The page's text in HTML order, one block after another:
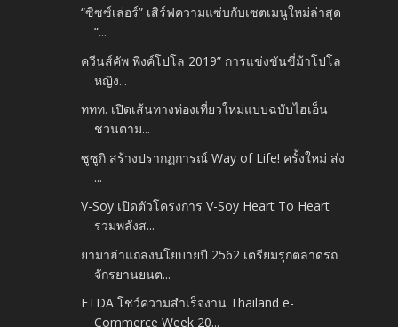
“ซิซซ์เล่อร์” เสิร์ฟความแซ่บกับเซตเมนูใหม่ล่าสุด
“...
ควีนส์คัพ พิงค์โปโล 2019” การแข่งขันขี่ม้าโปโล
หญิง...
ททท. เปิดเส้นทางท่องเที่ยวใหม่แบบฉบับไฮเอ็น
ชวนตาม...
ซูซูกิ สร้างปรากฏการณ์ Way of Life! ครั้งใหม่ ส่ง
...
V-Soy เปิดตัวโครงการ V-Soy Heart To Heart
รวมพลังส...
ยามาฮ่าแถลงนโยบายปี 2562 เตรียมรุกตลาดรถ
จักรยานยนต...
ETDA โชว์ความสำเร็จงาน Thailand e-
Commerce Week 20...